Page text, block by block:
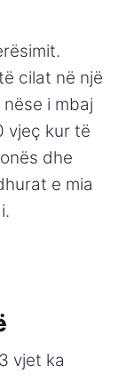
cilat në një
i mbaj
vjeç kur të
dhe
e mia
vjet ka